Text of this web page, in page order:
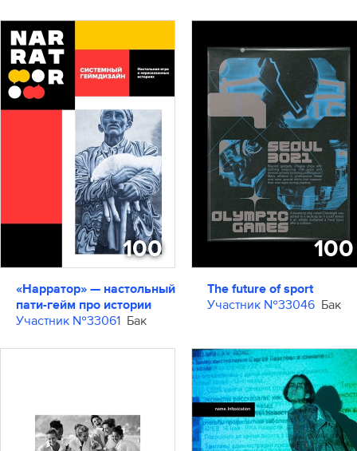
100
«Нарратор» — настольный
пати-гейм про истории
Участник №33061 Бак
100
The future of sport
Участник №33046 Бак